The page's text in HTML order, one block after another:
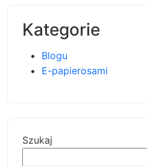
Kategorie
Blogu
E-papierosami
Szukaj